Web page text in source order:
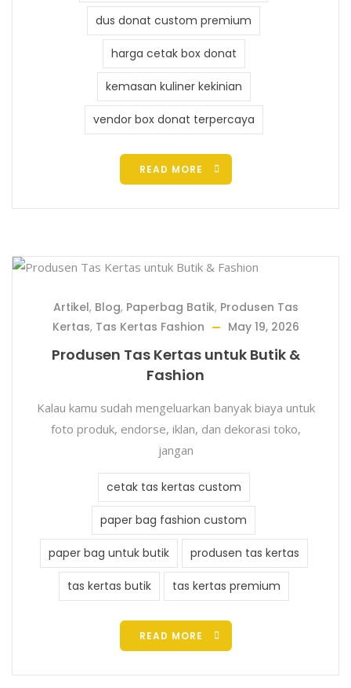
dus donat custom premium
harga cetak box donat
kemasan kuliner kekinian
vendor box donat terpercaya
READ MORE
Artikel, Blog, Paperbag Batik, Produsen Tas
Kertas, Tas Kertas Fashion May 19, 2026
Produsen Tas Kertas untuk Butik &
Fashion
Kalau kamu sudah mengeluarkan banyak biaya untuk
foto produk, endorse, iklan, dan dekorasi toko,
jangan
cetak tas kertas custom
paper bag fashion custom
paper bag untuk butik produsen tas kertas
tas kertas butik tas kertas premium
READ MORE